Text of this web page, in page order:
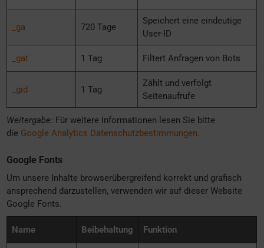
_ga 720 Tage
Speichert eine eindeutige
User-ID
_gat 1 Tag Filtert Anfragen von Bots
_gid 1 Tag
Zählt und verfolgt
Seitenaufrufe
Weitergabe: Für weitere Informationen lesen Sie bitte
die Google Analytics Datenschutzbestimmungen.
Google Fonts
Um unsere Inhalte browserübergreifend korrekt und grafisch
ansprechend darzustellen, verwenden wir auf dieser Website
Google Fonts.
Name Beibehaltung Funktion